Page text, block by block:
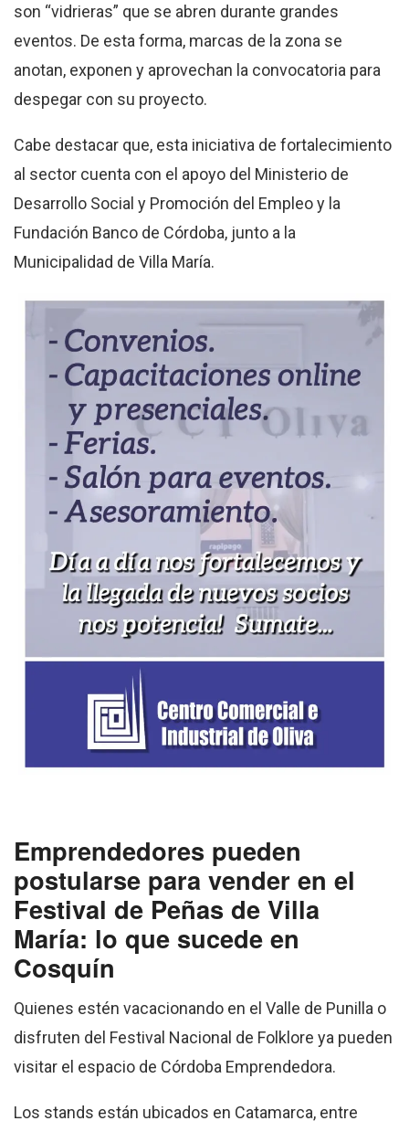
son “vidrieras” que se abren durante grandes
eventos. De esta forma, marcas de la zona se
anotan, exponen y aprovechan la convocatoria para
despegar con su proyecto.
Cabe destacar que, esta iniciativa de fortalecimiento
al sector cuenta con el apoyo del Ministerio de
Desarrollo Social y Promoción del Empleo y la
Fundación Banco de Córdoba, junto a la
Municipalidad de Villa María.
Emprendedores pueden
postularse para vender en el
Festival de Peñas de Villa
María: lo que sucede en
Cosquín
Quienes estén vacacionando en el Valle de Punilla o
disfruten del Festival Nacional de Folklore ya pueden
visitar el espacio de Córdoba Emprendedora.
Los stands están ubicados en Catamarca, entre